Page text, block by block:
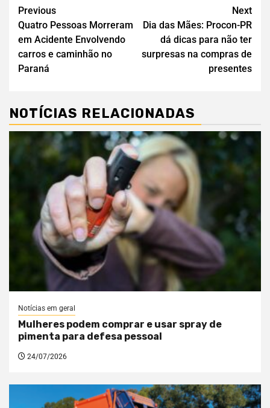
Previous
Quatro Pessoas Morreram
em Acidente Envolvendo
carros e caminhão no
Paraná
Next
Dia das Mães: Procon-PR
dá dicas para não ter
surpresas na compras de
presentes
NOTÍCIAS RELACIONADAS
Notícias em geral
Mulheres podem comprar e usar spray de
pimenta para defesa pessoal
24/07/2026